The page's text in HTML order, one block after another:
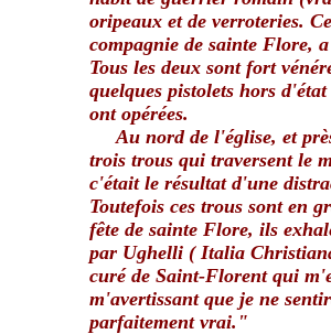
oripeaux et de verroteries.
compagnie de sainte Flore,
Tous les deux sont fort
quelques pistolets hors
ont opérées.
Au nord de l'église, et
trois trous qui traversent le
c'était le résultat d'une
Toutefois ces trous sont en
fête de sainte Flore, ils
par Ughelli ( Italia
curé de Saint-Florent qui
m'avertissant que je ne
parfaitement vrai."